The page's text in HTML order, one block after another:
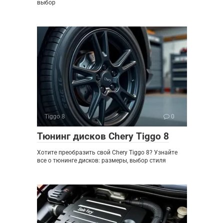
выбор
Tiggo 8 0
Тюнинг дисков Chery Tiggo 8
Хотите преобразить свой Chery Tiggo 8? Узнайте
все о тюнинге дисков: размеры, выбор стиля